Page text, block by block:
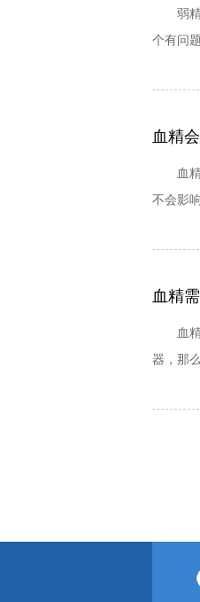
弱精症
个有问
血精
血精会
不会影
血精
血精是
器，那